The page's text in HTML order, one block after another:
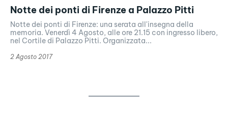
Notte dei ponti di Firenze a Palazzo Pitti
Notte dei ponti di Firenze: una serata all'insegna della
memoria. Venerdì 4 Agosto, alle ore 21.15 con ingresso libero,
nel Cortile di Palazzo Pitti. Organizzata...
2 Agosto 2017